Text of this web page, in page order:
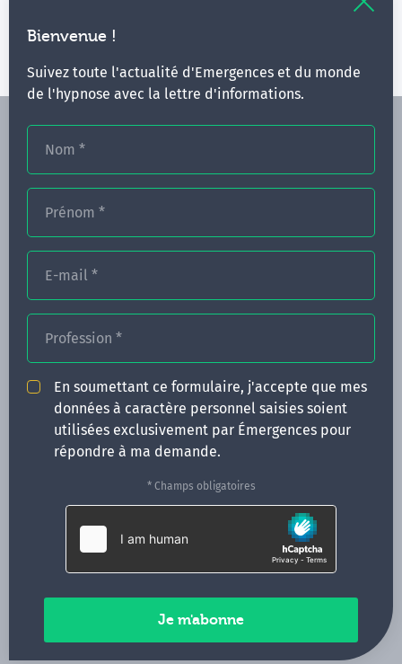
Bienvenue !
Suivez toute l'actualité d'Emergences et du monde
de l'hypnose avec la lettre d'informations.
Nom *
Prénom *
E-mail *
Profession *
En soumettant ce formulaire, j'accepte que mes
données à caractère personnel saisies soient
utilisées exclusivement par Émergences pour
répondre à ma demande.
* Champs obligatoires
Vous pouvez renouveler votre requête en élargissant
CONGRÈS
ACTUALITÉS
INFOS PRATIQUES
Qui sommes-nous ?
CONTACT
35000 Rennes
02 99 05 25 47
Contactez-nous
Paiements sécurisés